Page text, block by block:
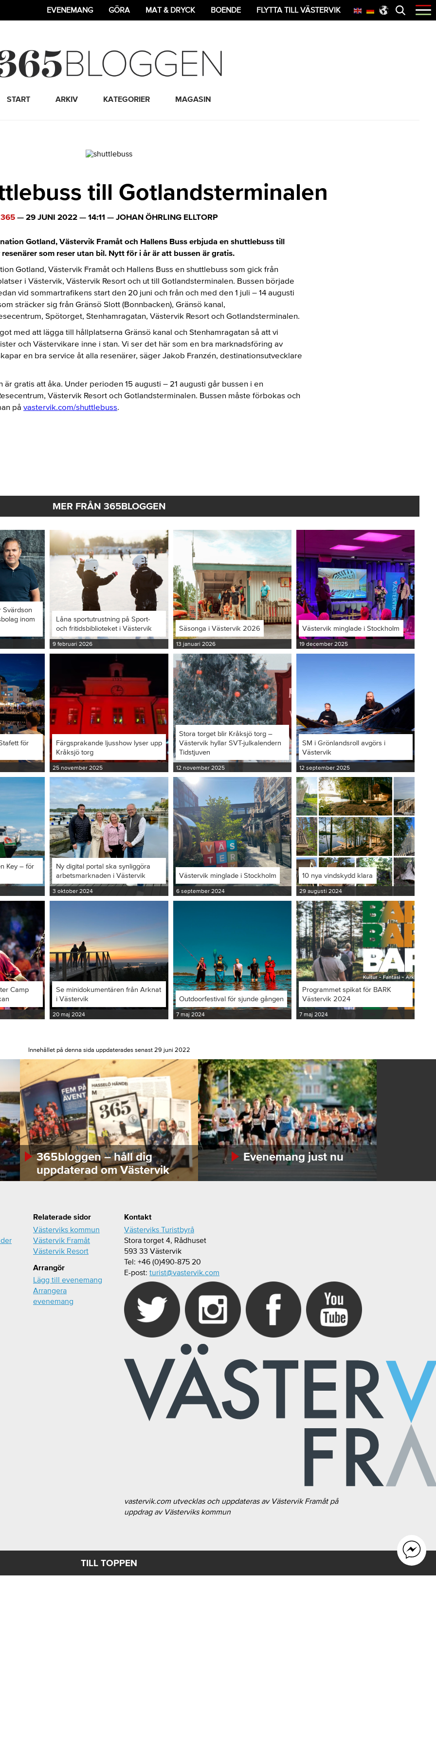
Öppna
menyn
EVENEMANG GÖRA MAT & DRYCK BOENDE FLYTTA TILL VÄSTERVIK
365 Bloggen
START ARKIV KATEGORIER MAGASIN
till Gotlandsterminalen
365— 29 JUNI 2022— 14:11 — JOHAN ÖHRLING ELLTORP
Gotland, Västervik Framåt och Hallens Buss erbjuda en shuttlebuss till
som reser utan bil. Nytt för i år är att bussen är gratis.
Gotland, Västervik Framåt och Hallens Buss en shuttlebuss som gick från
i Västervik, Västervik Resort och ut till Gotlandsterminalen. Bussen började
vid sommartrafikens start den 20 juni och från och med den 1 juli – 14 augusti
sträcker sig från Gränsö Slott (Bonnbacken), Gränsö kanal,
Spötorget, Stenhamragatan, Västervik Resort och Gotlandsterminalen.
med att lägga till hållplatserna Gränsö kanal och Stenhamragatan så att vi
och Västervikare inne i stan. Vi ser det här som en bra marknadsföring av
en bra service åt alla resenärer, säger Jakob Franzén, destinationsutvecklare
är gratis att åka. Under perioden 15 augusti – 21 augusti går bussen i en
Västervik Resort och Gotlandsterminalen. Bussen måste förbokas och
på vastervik.com/shuttlebuss
MER FRÅN 365BLOGGEN
Svärdson
inom
Låna sportutrustning på Sport-
och fritidsbiblioteket i Västervik
9 februari 2026
Säsonga i Västervik 2026
13 januari 2026
Västervik minglade i Stockholm
19 december 2025
för
Färgsprakande ljusshow lyser upp
Kråksjö torg
25 november 2025
Stora torget blir Kråksjö torg –
Västervik hyllar SVT-julkalendern
Tidstjuven
12 november 2025
SM i Grönlandsroll avgörs i
Västervik
12 september 2025
Key – för
Ny digital portal ska synliggöra
arbetsmarknaden i Västervik
3 oktober 2024
Västervik minglade i Stockholm
6 september 2024
10 nya vindskydd klara
29 augusti 2024
Camp
Se minidokumentären från Arknat
i Västervik
20 maj 2024
Outdoorfestival för sjunde gången
7 maj 2024
Programmet spikat för BARK
Västervik 2024
7 maj 2024
Innehållet på denna sida uppdaterades senast 29 juni 2022
365bloggen – håll dig
uppdaterad om Västervik
Evenemang just nu
Relaterade sidor
Västerviks kommun
Västervik Framåt
Västervik Resort
Arrangör
Lägg till evenemang
Arrangera
evenemang
Kontakt
Västerviks Turistbyrå
Stora torget 4, Rådhuset
593 33 Västervik
Tel: +46 (0)490-875 20
E-post: turist@vastervik.com
vastervik.com utvecklas och uppdateras av Västervik Framåt på
uppdrag av Västerviks kommun
TILL TOPPEN